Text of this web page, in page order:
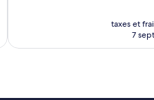
taxes et
7